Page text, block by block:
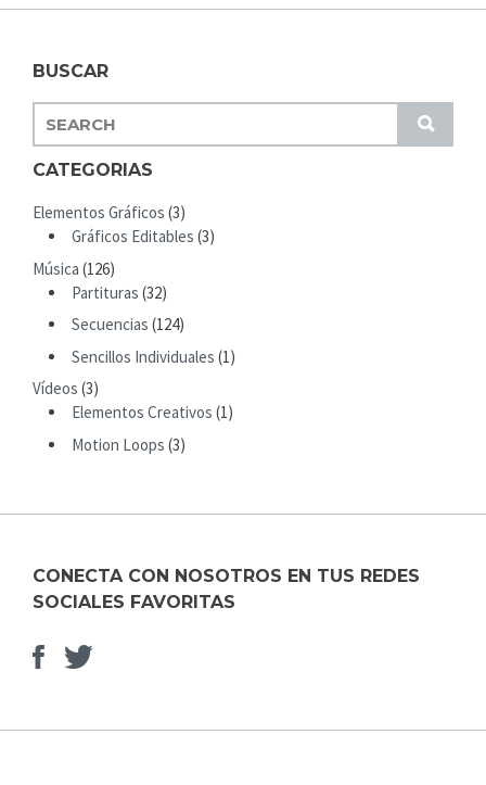
BUSCAR
S
U
E
A
C
F
CATEGORIAS
Elementos Gráficos (3)
Gráficos Editables (3)
Música (126)
Partituras (32)
Secuencias (124)
Sencillos Individuales (1)
Vídeos (3)
Elementos Creativos (1)
Motion Loops (3)
CONECTA CON NOSOTROS EN TUS REDES
SOCIALES FAVORITAS
Facebook
Elemento